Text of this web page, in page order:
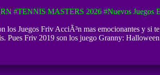
#TENNIS MASTERS 2026 #Nuevos Juegos
los Juegos Friv AcciÃ³n mas emocionantes y si
Pues Friv 2019 son los juego Granny: